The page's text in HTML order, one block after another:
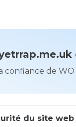
confiance de
du site web